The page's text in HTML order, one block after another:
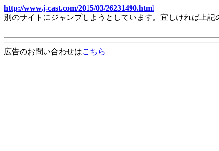
http://www.j-cast.com/2015/03/26231490.html
別のサイトにジャンプしようとしています。宜しければ上
広告のお問い合わせはこちら